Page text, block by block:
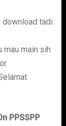
tadi.
mau main sih
PPSSPP